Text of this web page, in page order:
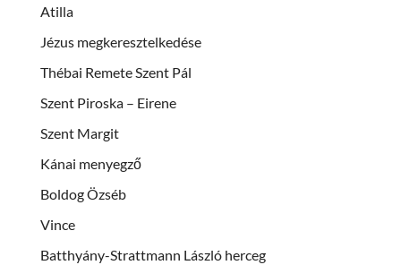
Atilla
Jézus megkeresztelkedése
Thébai Remete Szent Pál
Szent Piroska – Eirene
Szent Margit
Kánai menyegző
Boldog Özséb
Vince
Batthyány-Strattmann László herceg